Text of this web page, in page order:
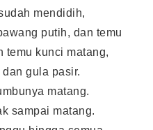
mendidih,
putih, dan temu
temu kunci matang,
gula pasir.
matang.
sampai matang.